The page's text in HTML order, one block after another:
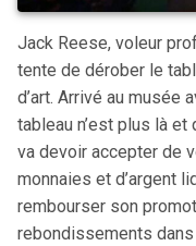
Jack Reese, voleur
tente de dérober le
d’art. Arrivé au musée
tableau n’est plus là et
va devoir accepter de
monnaies et d’argent
rembourser son
rebondissements dans